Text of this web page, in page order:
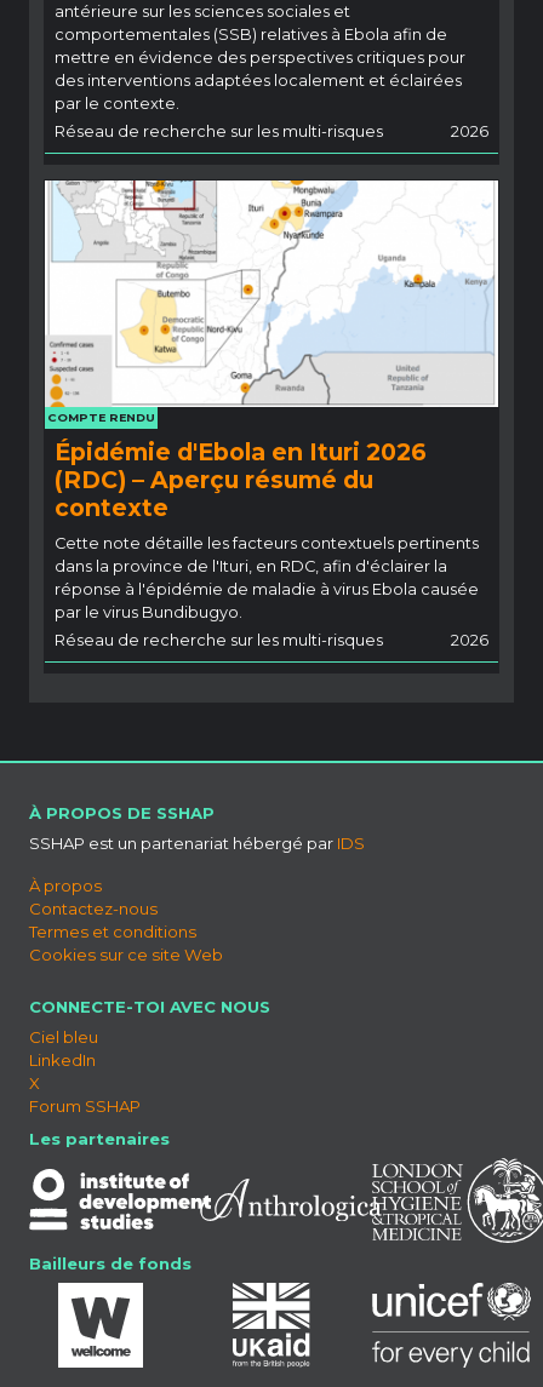
antérieure sur les sciences sociales et
comportementales (SSB) relatives à Ebola afin de
mettre en évidence des perspectives critiques pour
des interventions adaptées localement et éclairées
par le contexte.
Réseau de recherche sur les multi-risques
2026
COMPTE RENDU
Épidémie d'Ebola en Ituri 2026
(RDC) – Aperçu résumé du
contexte
Cette note détaille les facteurs contextuels pertinents
dans la province de l'Ituri, en RDC, afin d'éclairer la
réponse à l'épidémie de maladie à virus Ebola causée
par le virus Bundibugyo.
Réseau de recherche sur les multi-risques
2026
À PROPOS DE SSHAP
SSHAP est un partenariat hébergé par IDS
À propos
Contactez-nous
Termes et conditions
Cookies sur ce site Web
CONNECTE-TOI AVEC NOUS
Ciel bleu
LinkedIn
X
Forum SSHAP
Les partenaires
Bailleurs de fonds